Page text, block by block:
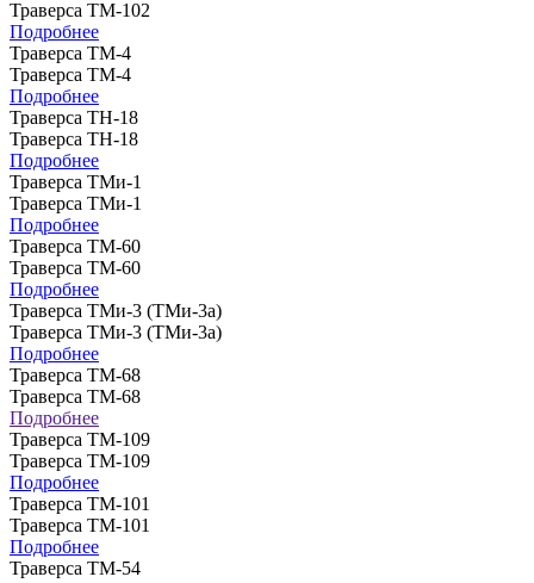
Траверса ТМ-102
Подробнее
Траверса ТМ-4
Траверса ТМ-4
Подробнее
Траверса ТН-18
Траверса ТН-18
Подробнее
Траверса ТМи-1
Траверса ТМи-1
Подробнее
Траверса ТМ-60
Траверса ТМ-60
Подробнее
Траверса ТМи-3 (ТМи-3а)
Траверса ТМи-3 (ТМи-3а)
Подробнее
Траверса ТМ-68
Траверса ТМ-68
Подробнее
Траверса ТМ-109
Траверса ТМ-109
Подробнее
Траверса ТМ-101
Траверса ТМ-101
Подробнее
Траверса ТМ-54